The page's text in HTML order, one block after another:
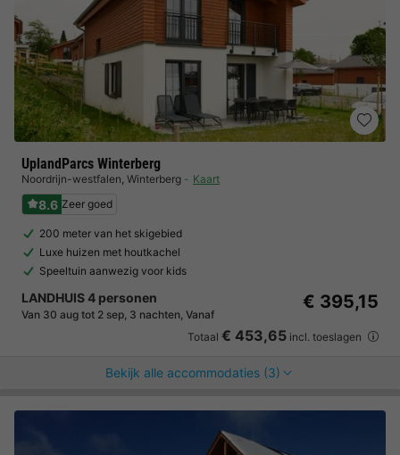
UplandParcs Winterberg
Noordrijn-westfalen, Winterberg Kaart
8.6 Zeer goed
200 meter van het skigebied
Luxe huizen met houtkachel
Speeltuin aanwezig voor kids
LANDHUIS 4 personen
Van 30 aug tot 2 sep, 3 nachten, Vanaf
€ 395,15
Totaal € 453,65 incl. toeslagen
Bekijk alle accommodaties (3)